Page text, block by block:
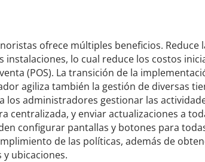
ofrece múltiples beneficios. Reduce
lo cual reduce los costos
(POS). La transición de la
agiliza también la gestión de diversas
los administradores gestionar las
centralizada, y enviar actualizaciones a
configurar pantallas y botones para
de las políticas, además de
ubicaciones.